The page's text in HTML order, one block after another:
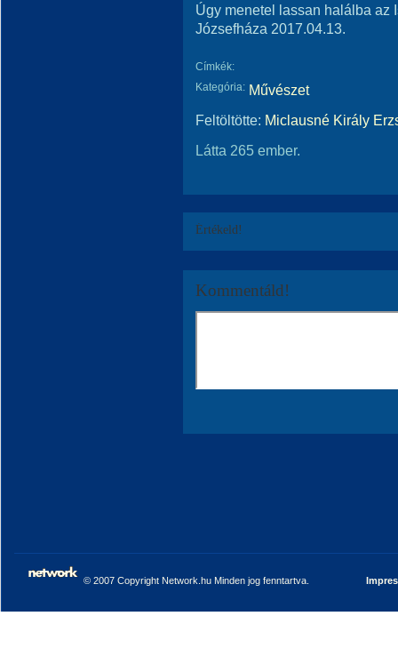
Úgy menetel lassan halálba az
Józsefháza 2017.04.13.
Címkék:
Kategória: Művészet
Feltöltötte: Miclausné Király
Látta 265 ember.
Értékeld!
Kommentáld!
© 2007 Copyright Network.hu Minden jog fenntartva.